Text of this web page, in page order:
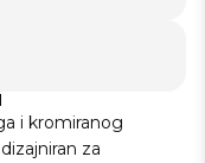
i kromiranog
za